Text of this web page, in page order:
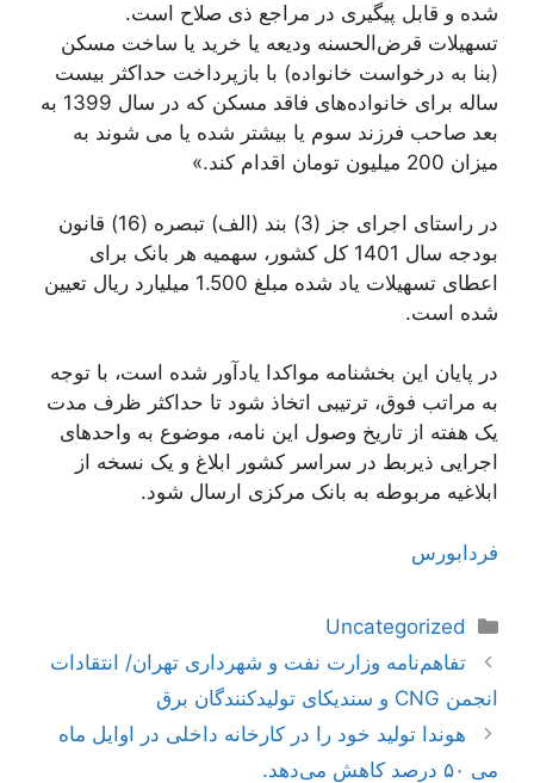
شده و قابل پیگیری در مراجع ذی صلاح است.
تسهیلات قرض‌الحسنه ودیعه یا خرید یا ساخت مسکن
(بنا به درخواست خانواده) با بازپرداخت حداکثر بیست
ساله برای خانواده‌های فاقد مسکن که در سال 1399 به
بعد صاحب فرزند سوم یا بیشتر شده یا می شوند به
میزان 200 میلیون تومان اقدام کند.»
در راستای اجرای جز (3) بند (الف) تبصره (16) قانون
بودجه سال 1401 کل کشور، سهمیه هر بانک برای
اعطای تسهیلات یاد شده مبلغ 1.500 میلیارد ریال تعیین
شده است.
در پایان این بخشنامه مواکدا یادآور شده است، با توجه
به مراتب فوق، ترتیبی اتخاذ شود تا حداکثر ظرف مدت
یک هفته از تاریخ وصول این نامه، موضوع به واحدهای
اجرایی ذیربط در سراسر کشور ابلاغ و یک نسخه از
ابلاغیه مربوطه به بانک مرکزی ارسال شود.‏‏‏‏‏‏‏‏‏‏
فردابورس
دسته‌ها
Uncategorized
ناوبری
نوشته‌ها
تفاهم‌نامه وزارت نفت و شهرداری تهران/ انتقادات
انجمن CNG و سندیکای تولیدکنندگان برق
هوندا تولید خود را در کارخانه داخلی در اوایل ماه
می ۵۰ درصد کاهش می‌دهد.